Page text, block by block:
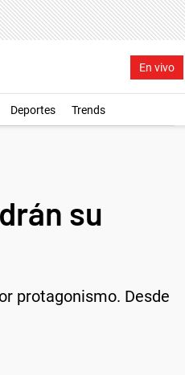
En vivo
Deportes Trends
su
protagonismo. Desde